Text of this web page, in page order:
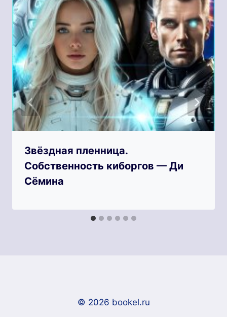
Звёздная пленница.
Собственность киборгов — Ди
Сёмина
© 2026 bookel.ru